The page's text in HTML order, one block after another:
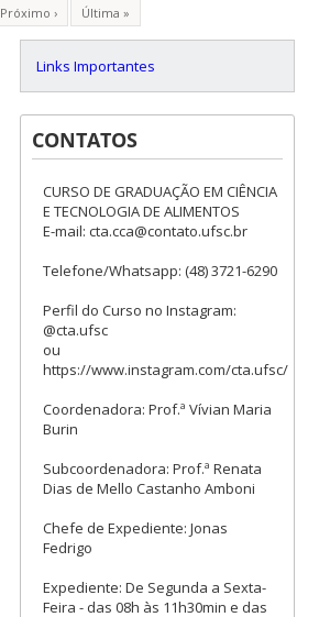
Próximo › Última »
Links Importantes
CONTATOS
CURSO DE GRADUAÇÃO EM CIÊNCIA
E TECNOLOGIA DE ALIMENTOS
E-mail: cta.cca@contato.ufsc.br
Telefone/Whatsapp: (48) 3721-6290
Perfil do Curso no Instagram:
@cta.ufsc
ou
https://www.instagram.com/cta.ufsc/
Coordenadora: Prof.ª Vívian Maria
Burin
Subcoordenadora: Prof.ª Renata
Dias de Mello Castanho Amboni
Chefe de Expediente: Jonas
Fedrigo
Expediente: De Segunda a Sexta-
Feira - das 08h às 11h30min e das